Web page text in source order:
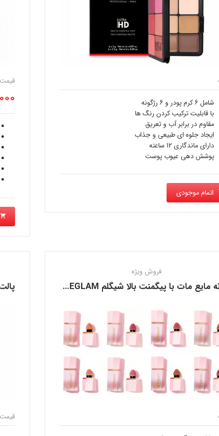
قیمت
شامل 6 کرم پودر و 6 رژگونه
با قابلیت ترکیب کردن رنگ ها
مقاوم در برابر آب و تعریق
ایجاد جلوه ای طبیعی و جذاب
دارای ماندگاری 12 ساعته
پوشش دهی عیوب پوست
اتمام موجودی
قیمت
فروش ویژه
رژگونه مایع مات با پیگمنت بالا شیگلم SHEGLAM